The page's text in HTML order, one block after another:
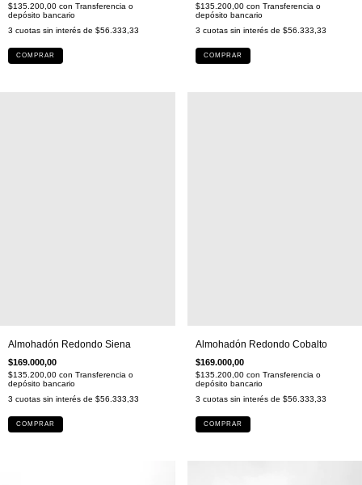
$135.200,00 con Transferencia o
depósito bancario
3 cuotas sin interés de $56.333,33
COMPRAR
$135.200,00 con Transferencia o
depósito bancario
3 cuotas sin interés de $56.333,33
COMPRAR
Almohadón Redondo Siena
$169.000,00
$135.200,00 con Transferencia o
depósito bancario
3 cuotas sin interés de $56.333,33
COMPRAR
Almohadón Redondo Cobalto
$169.000,00
$135.200,00 con Transferencia o
depósito bancario
3 cuotas sin interés de $56.333,33
COMPRAR